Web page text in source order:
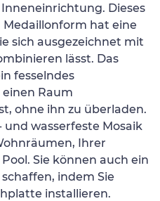
Dieses
hat eine
sich ausgezeichnet mit
lässt. Das
fesselndes
Raum
ohne ihn zu überladen.
und wasserfeste Mosaik
Ihrer
Sie können auch ein
indem Sie
installieren.